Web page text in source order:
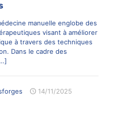
manuelle englobe des
visant à améliorer
à travers des techniques
Dans le cadre des
14/11/2025